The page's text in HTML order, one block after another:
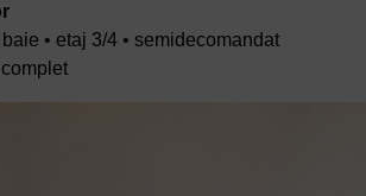
baie • etaj 3/4 • semidecomandat